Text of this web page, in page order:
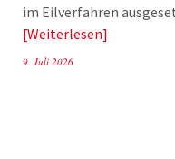
im Eilverfahren
Weiterlesen
9. Juli 2026